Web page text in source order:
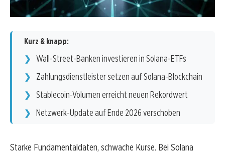
Kurz & knapp:
Wall-Street-Banken investieren in Solana-ETFs
Zahlungsdienstleister setzen auf Solana-Blockchain
Stablecoin-Volumen erreicht neuen Rekordwert
Netzwerk-Update auf Ende 2026 verschoben
Starke Fundamentaldaten, schwache Kurse. Bei Solana